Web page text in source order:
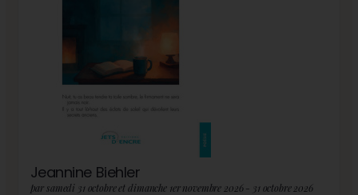
Jeannine Biehler
par samedi 31 octobre et dimanche 1er novembre 2026 - 31 octobre 2026